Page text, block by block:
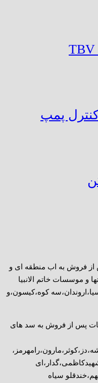
فروش به اب منطقه ای و
و موسسات خاتم الانبیا
کوه،کیسون،و
پس از فروش به سد های
سیاه